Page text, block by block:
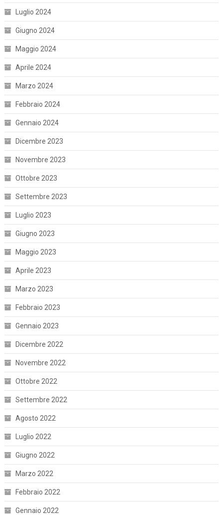
Luglio 2024
Giugno 2024
Maggio 2024
Aprile 2024
Marzo 2024
Febbraio 2024
Gennaio 2024
Dicembre 2023
Novembre 2023
Ottobre 2023
Settembre 2023
Luglio 2023
Giugno 2023
Maggio 2023
Aprile 2023
Marzo 2023
Febbraio 2023
Gennaio 2023
Dicembre 2022
Novembre 2022
Ottobre 2022
Settembre 2022
Agosto 2022
Luglio 2022
Giugno 2022
Marzo 2022
Febbraio 2022
Gennaio 2022